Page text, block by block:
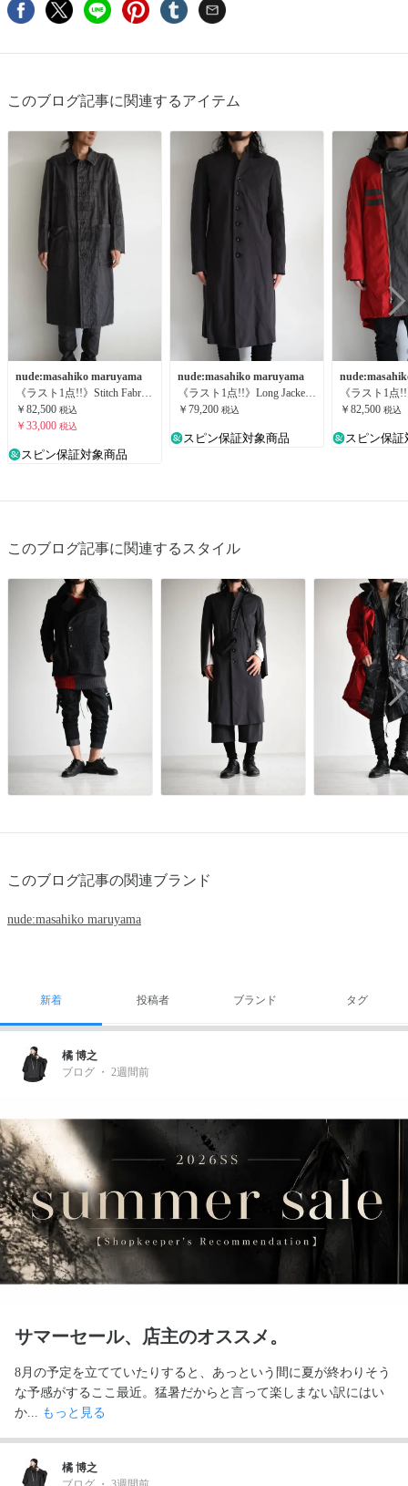
このブログ記事に関連するアイテム
nude:masahiko maruyama
《ラスト1点!!》Stitch Fabric Coat"Grey"/ステッチファブリックコート"グレー"
￥82,500 税込
￥33,000 税込
スピン保証対象商品
nude:masahiko maruyama
《ラスト1点!!》Long Jacket"Charcoal"/ロングジャケット"チャコール"
￥79,200 税込
スピン保証対象商品
￥82,500 税込
スピン保証
このブログ記事に関連するスタイル
このブログ記事の関連ブランド
nude:masahiko maruyama
新着 投稿者 ブランド タグ
橘 博之
ブログ ・ 2週間前
サマーセール、店主のオススメ。
8月の予定を立てていたりすると、あっという間に夏が終わりそう
な予感がするここ最近。猛暑だからと言って楽しまない訳にはい
か...
もっと見る
橘 博之